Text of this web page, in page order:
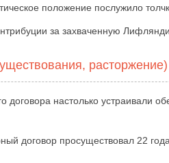
положение послужило
за захваченную
расторжение)
договора настолько устраивали
договор просуществовал 22